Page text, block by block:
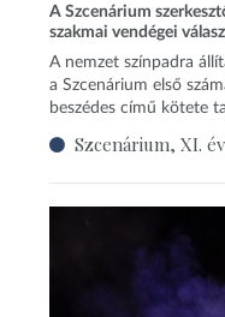
A Szcenárium
szakmai vendégei
A nemzet színpadra
a Szcenárium első
beszédes című kötete
Szcenárium, XI.